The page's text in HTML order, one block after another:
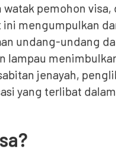
pemohon
mengumpulkan
undang-undang
lampau
jenayah,
yang terlibat